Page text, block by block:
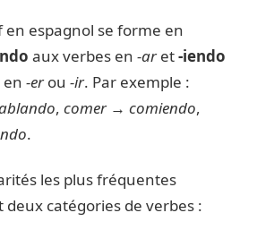
en espagnol se forme en
aux verbes en -aret-iendo
en -erou -ir. Par exemple :
, comer → comiendo,
.
les plus fréquentes
deux catégories de verbes :